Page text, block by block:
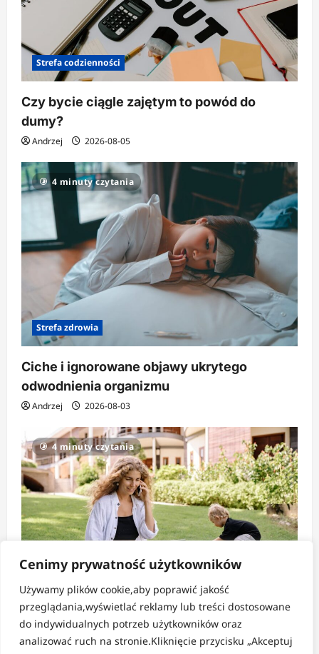
Cenimy prywatność użytkowników
Używamy plików cookie,aby poprawić jakość
przeglądania,wyświetlać reklamy lub treści dostosowane
do indywidualnych potrzeb użytkowników oraz
analizować ruch na stronie.Kliknięcie przycisku „Akceptuj
Strefa codzienności
Czy bycie ciągle zajętym to powód do
dumy?
Andrzej 2026-08-05
4 minuty czytania
Strefa zdrowia
Ciche i ignorowane objawy ukrytego
odwodnienia organizmu
Andrzej 2026-08-03
4 minuty czytania
Strefa codzienności
Jak nie zatracić siebie w nieustannym